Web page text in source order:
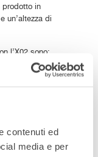
contenuti ed
media e per
prodotto in
un’altezza di
l’X02 sono:
di eliminare
per